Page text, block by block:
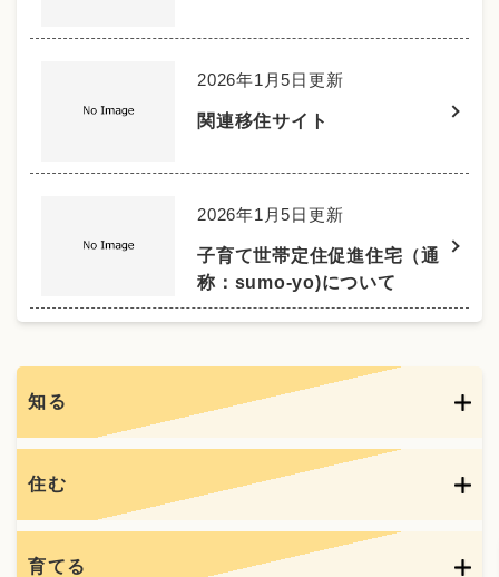
2026年1月5日更新
関連移住サイト
2026年1月5日更新
子育て世帯定住促進住宅（通
称：sumo-yo)について
知る
住む
育てる